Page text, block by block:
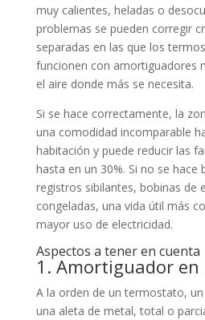
muy calientes, heladas o
problemas se pueden corregir
separadas en las que los
funcionen con amortiguadores
el aire donde más se necesita.
Si se hace correctamente, la
una comodidad incomparable
habitación y puede reducir las
hasta en un 30%. Si no se hace
registros sibilantes, bobinas de
congeladas, una vida útil más
mayor uso de electricidad.
Aspectos a tener en cuenta
1. Amortiguador en
A la orden de un termostato,
una aleta de metal, total o